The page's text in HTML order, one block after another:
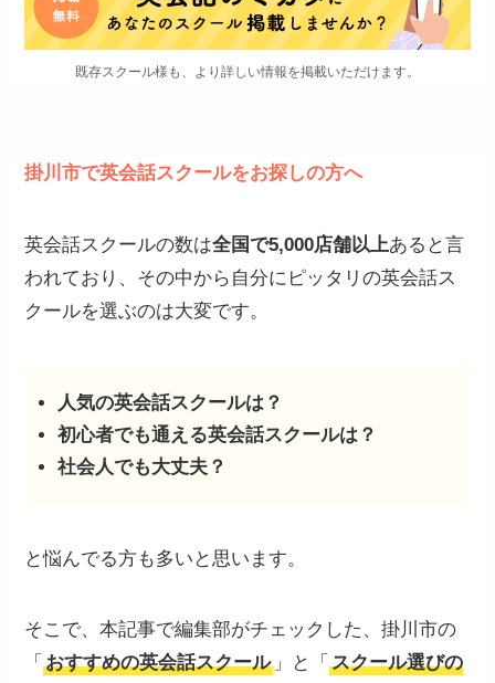
既存スクール様も、より詳しい情報を掲載いただけます。
掛川市で英会話スクールをお探しの方へ
英会話スクールの数は全国で5,000店舗以上あると言
われており、その中から自分にピッタリの英会話ス
クールを選ぶのは大変です。
人気の英会話スクールは？
初心者でも通える英会話スクールは？
社会人でも大丈夫？
と悩んでる方も多いと思います。
そこで、本記事で編集部がチェックした、掛川市の
「おすすめの英会話スクール 」と「スクール選びの